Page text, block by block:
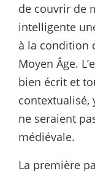
de couvrir de
intelligente
à la condition
Moyen Âge.
bien écrit et
contextualisé,
ne seraient
médiévale.
La première